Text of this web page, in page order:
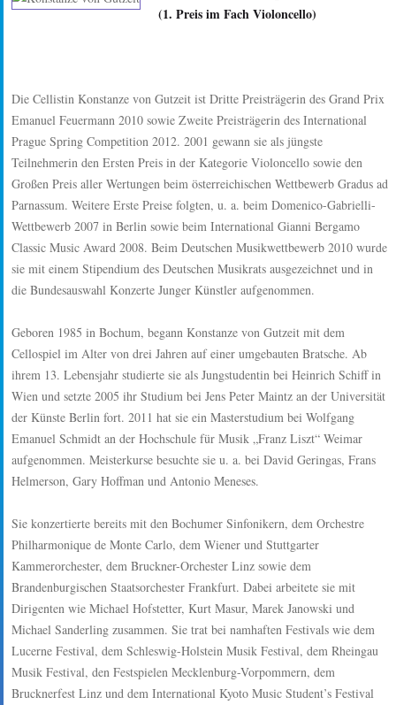
(1. Preis im Fach Violoncello)
Die Cellistin Konstanze von Gutzeit ist Dritte Preisträgerin des Grand Prix
Emanuel Feuermann 2010 sowie Zweite Preisträgerin des International
Prague Spring Competition 2012. 2001 gewann sie als jüngste
Teilnehmerin den Ersten Preis in der Kategorie Violoncello sowie den
Großen Preis aller Wertungen beim österreichischen Wettbewerb Gradus ad
Parnassum. Weitere Erste Preise folgten, u. a. beim Domenico-Gabrielli-
Wettbewerb 2007 in Berlin sowie beim International Gianni Bergamo
Classic Music Award 2008. Beim Deutschen Musikwettbewerb 2010 wurde
sie mit einem Stipendium des Deutschen Musikrats ausgezeichnet und in
die Bundesauswahl Konzerte Junger Künstler aufgenommen.
Geboren 1985 in Bochum, begann Konstanze von Gutzeit mit dem
Cellospiel im Alter von drei Jahren auf einer umgebauten Bratsche. Ab
ihrem 13. Lebensjahr studierte sie als Jungstudentin bei Heinrich Schiff in
Wien und setzte 2005 ihr Studium bei Jens Peter Maintz an der Universität
der Künste Berlin fort. 2011 hat sie ein Masterstudium bei Wolfgang
Emanuel Schmidt an der Hochschule für Musik „Franz Liszt“ Weimar
aufgenommen. Meisterkurse besuchte sie u. a. bei David Geringas, Frans
Helmerson, Gary Hoffman und Antonio Meneses.
Sie konzertierte bereits mit den Bochumer Sinfonikern, dem Orchestre
Philharmonique de Monte Carlo, dem Wiener und Stuttgarter
Kammerorchester, dem Bruckner-Orchester Linz sowie dem
Brandenburgischen Staatsorchester Frankfurt. Dabei arbeitete sie mit
Dirigenten wie Michael Hofstetter, Kurt Masur, Marek Janowski und
Michael Sanderling zusammen. Sie trat bei namhaften Festivals wie dem
Lucerne Festival, dem Schleswig-Holstein Musik Festival, dem Rheingau
Musik Festival, den Festspielen Mecklenburg-Vorpommern, dem
Brucknerfest Linz und dem International Kyoto Music Student’s Festival